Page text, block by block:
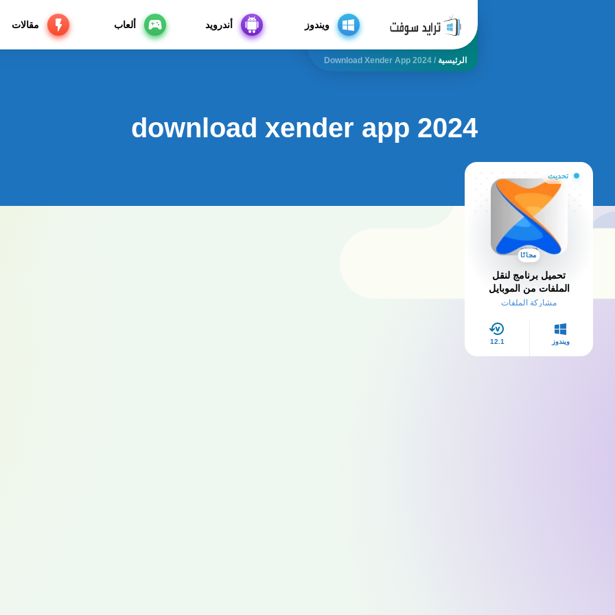
ويندوز أندرويد ألعاب مقالات
الرئيسية /
Download Xender App 2024
download xender app 2024
تحديث
مجانًا
تحميل برنامج لنقل
الملفات من الموبايل
للكمبيوتر 2025 Xenderمشاركة الملفات
ويندوز 12.1